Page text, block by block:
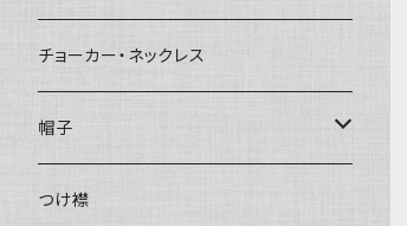
チョーカー・ネックレス
帽子
ベレー帽
つけ襟